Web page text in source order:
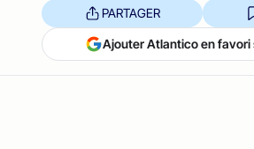
PARTAGER
Ajouter Atlantico en favori